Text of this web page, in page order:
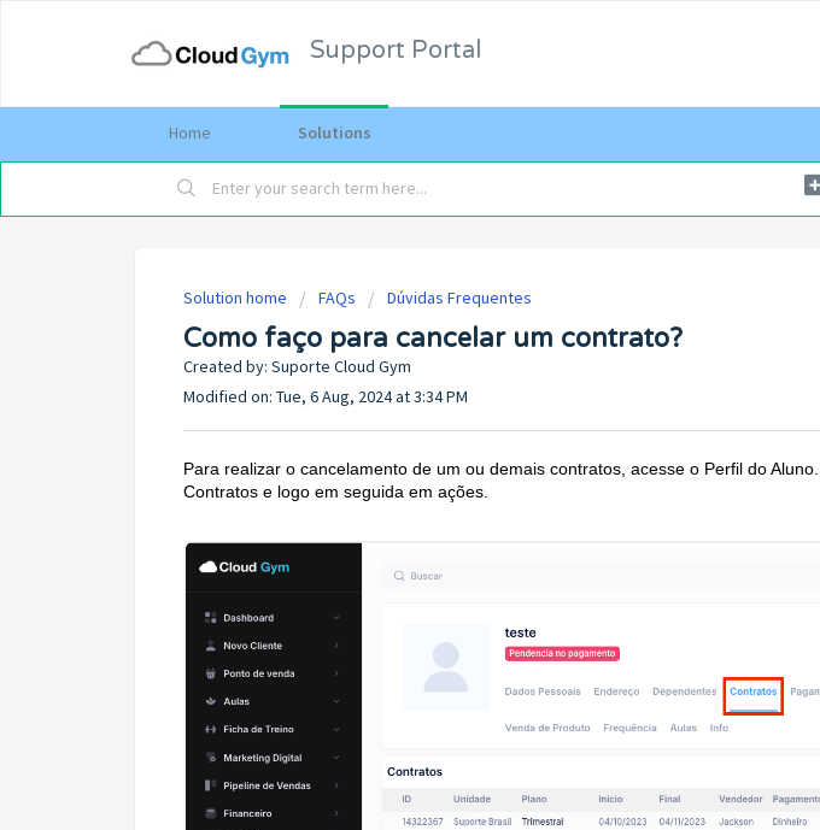
Support Portal
Home Solutions
Solution home FAQs Dúvidas Frequentes
Como faço para cancelar um contrato?
Created by: Suporte Cloud Gym
Modified on: Tue, 6 Aug, 2024 at 3:34 PM
Para realizar o cancelamento de um ou demais contratos, acesse o Perfil do Aluno.
Contratos e logo em seguida em ações.